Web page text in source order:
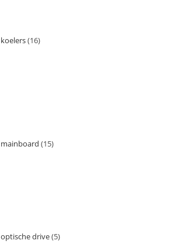
koelers 16
mainboard 15
optische drive 5